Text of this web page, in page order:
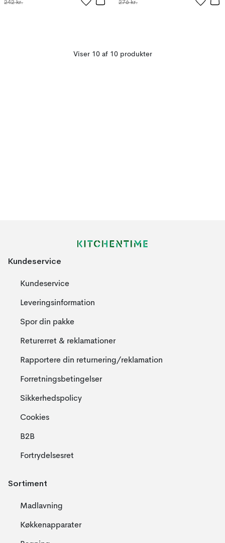
242 kr. 276 kr.
Viser 10 af 10 produkter
Kundeservice
Kundeservice
Leveringsinformation
Spor din pakke
Returerret & reklamationer
Rapportere din returnering/reklamation
Forretningsbetingelser
Sikkerhedspolicy
Cookies
B2B
Fortrydelsesret
Sortiment
Madlavning
Køkkenapparater